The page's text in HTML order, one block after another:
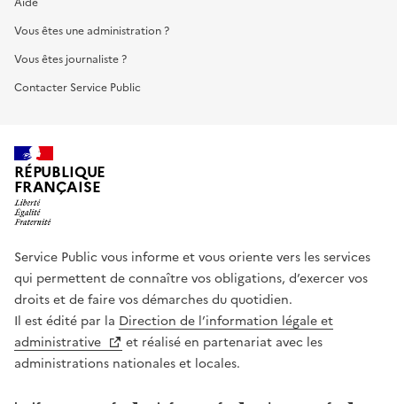
Vous êtes une administration ?
Vous êtes journaliste ?
Contacter Service Public
RÉPUBLIQUE
FRANÇAISE
Service Public vous informe et vous oriente vers les services
qui permettent de connaître vos obligations, d’exercer vos
droits et de faire vos démarches du quotidien.
Il est édité par la Direction de l’information légale et
administrative
et réalisé en partenariat avec les
administrations nationales et locales.